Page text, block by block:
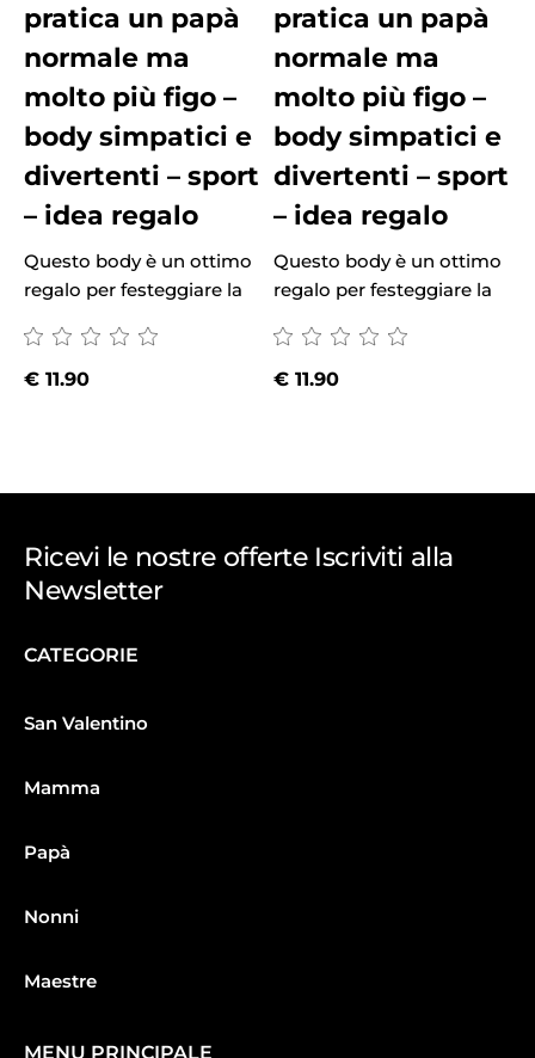
pratica un papà
normale ma
molto più figo –
body simpatici e
divertenti – sport
– idea regalo
Questo body è un ottimo
regalo per festeggiare la
€11.90
pratica un papà
normale ma
molto più figo –
body simpatici e
divertenti – sport
– idea regalo
Questo body è un ottimo
regalo per festeggiare la
€ 11.90
Ricevi le nostre offerte Iscriviti alla
Newsletter
CATEGORIE
San Valentino
Mamma
Papà
Nonni
Maestre
MENU PRINCIPALE